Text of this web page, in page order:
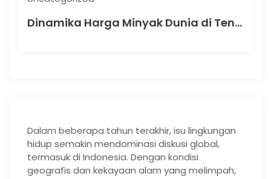
Dinamika Harga Minyak Dunia di Tengah Krisis Energi
Dalam beberapa tahun terakhir, isu lingkungan
hidup semakin mendominasi diskusi global,
termasuk di Indonesia. Dengan kondisi
geografis dan kekayaan alam yang melimpah,